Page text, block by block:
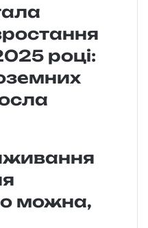
році:
можна,